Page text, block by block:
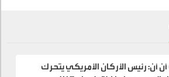
أن: رئيس الأركان الأمريكي يتحرك